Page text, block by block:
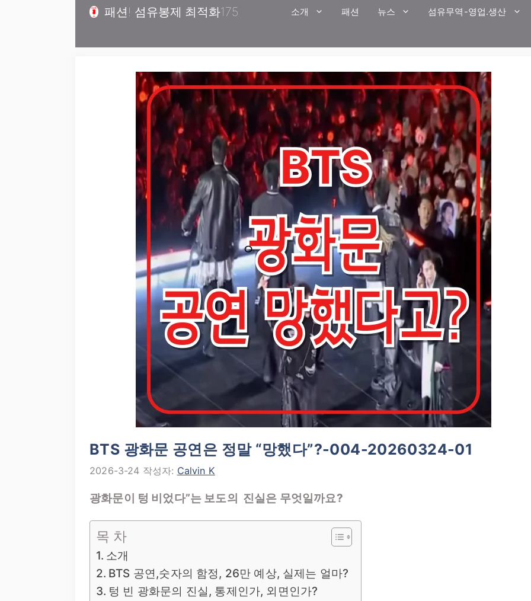
패션! 섬유봉제 최적화175 소개 패션 뉴스 섬유무역-영업.생산
BTS 광화문 공연은 정말 “망했다”?-004-20260324-01
2026-3-24 작성자: Calvin K
광화문이 텅 비었다”는 보도의 진실은 무엇일까요?
목 차
소개
BTS 공연,숫자의 함정, 26만 예상, 실제는 얼마?
텅 빈 광화문의 진실, 통제인가, 외면인가?